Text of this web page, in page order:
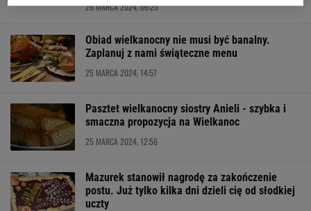
26 MARCA 2024, 06:25
Obiad wielkanocny nie musi być banalny.
Zaplanuj z nami świąteczne menu
25 MARCA 2024, 14:57
Pasztet wielkanocny siostry Anieli - szybka i
smaczna propozycja na Wielkanoc
25 MARCA 2024, 12:56
Mazurek stanowił nagrodę za zakończenie
postu. Już tylko kilka dni dzieli cię od słodkiej
uczty